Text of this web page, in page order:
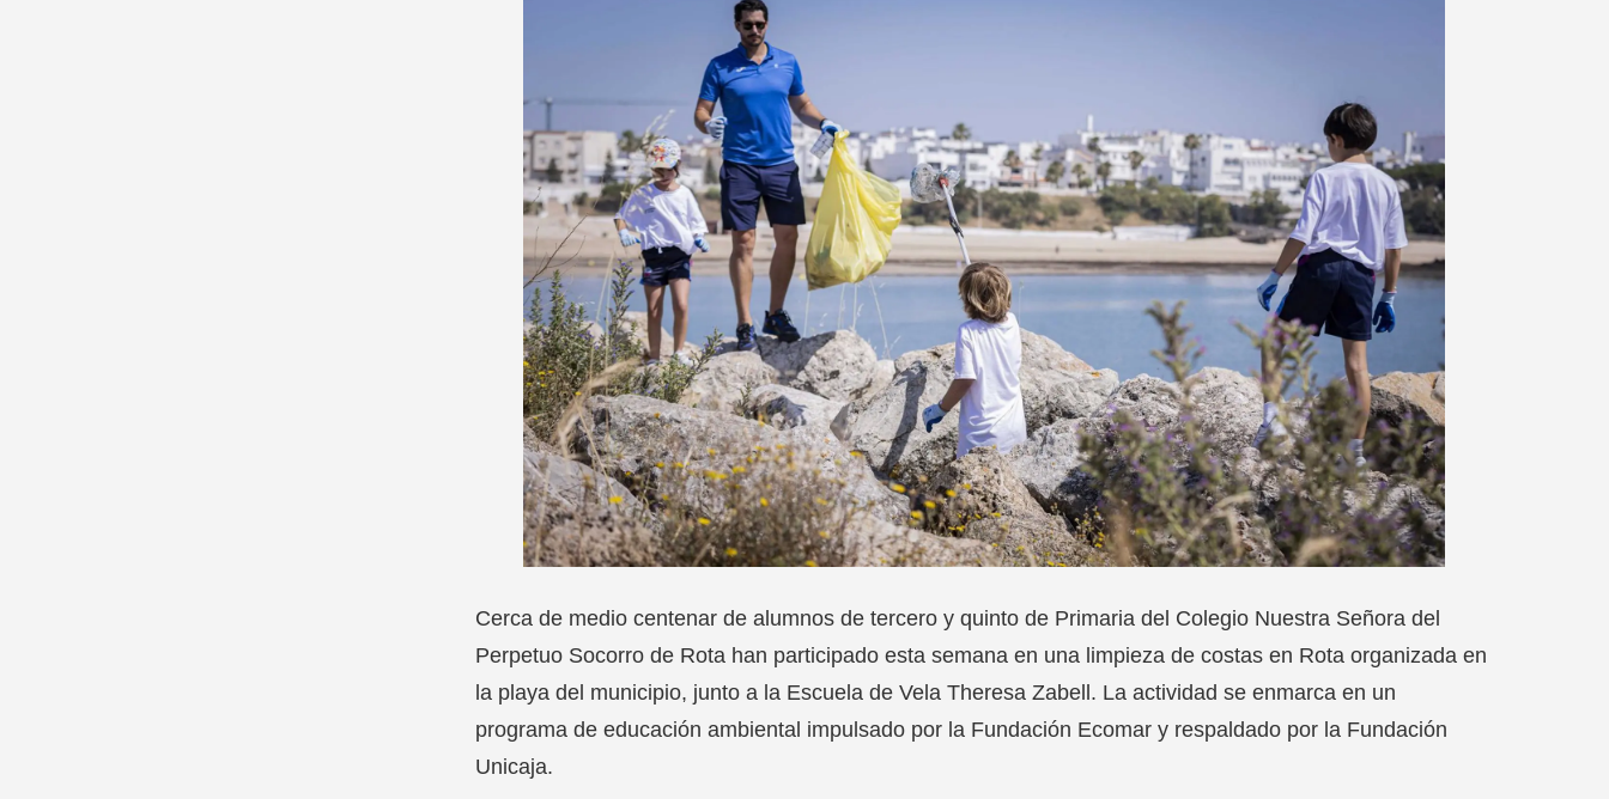
Cerca de medio centenar de alumnos de tercero y quinto de Primaria del Colegio Nuestra Señora del
Perpetuo Socorro de Rota han participado esta semana en una limpieza de costas en Rota organizada en
la playa del municipio, junto a la Escuela de Vela Theresa Zabell. La actividad se enmarca en un
programa de educación ambiental impulsado por la Fundación Ecomar y respaldado por la Fundación
Unicaja.